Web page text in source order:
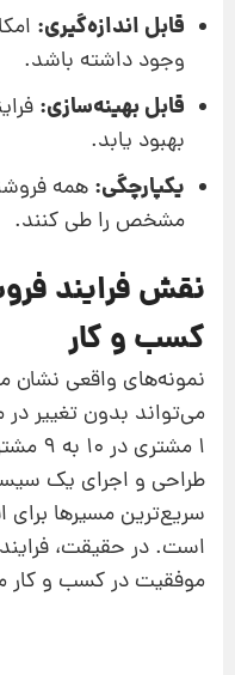
قابل اندازه‌گیری:
وجود داشته باشد.
قابل بهینه‌سازی:
بهبود یابد.
یکپارچگی: همه
مشخص را طی کنند.
نقش فرایند
کسب و کار
نمونه‌های واقعی نشان
می‌تواند بدون تغییر در
طراحی و اجرای یک
سریع‌ترین مسیرها
است. در حقیقت،
موفقیت در کسب و